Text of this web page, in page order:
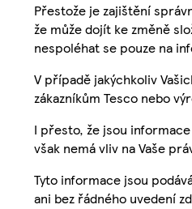
Přestože je zajištění
že může dojít ke změně
nespoléhat se pouze na
V případě jakýchkoliv
zákazníkům Tesco nebo
I přesto, že jsou
však nemá vliv na Vaše
Tyto informace jsou
ani bez řádného uvedení